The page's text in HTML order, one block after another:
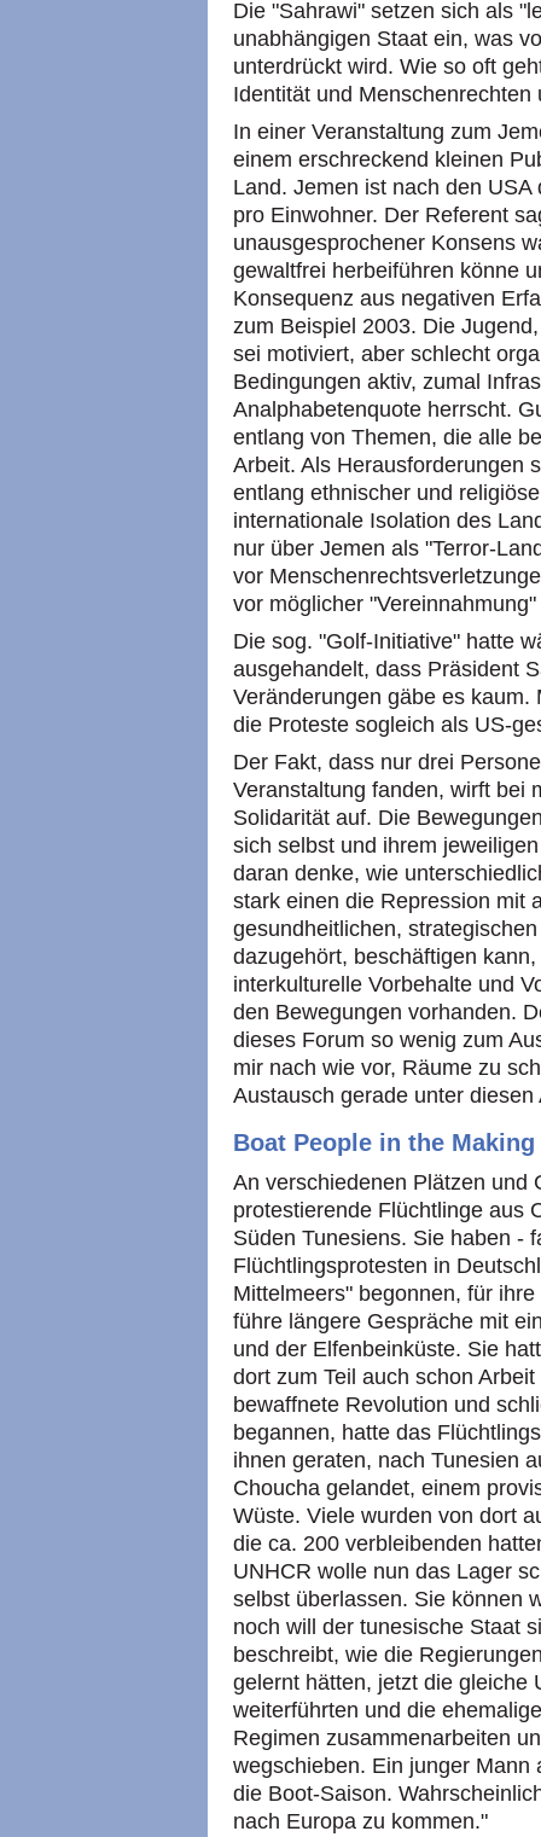
Die "Sahrawi" setzen sich als
unabhängigen Staat ein, was
unterdrückt wird. Wie so oft
Identität und Menschenrechten
In einer Veranstaltung zum
einem erschreckend kleinen
Land. Jemen ist nach den
pro Einwohner. Der Referent
unausgesprochener Konsens
gewaltfrei herbeiführen könne
Konsequenz aus negativen
zum Beispiel 2003. Die
sei motiviert, aber schlecht
Bedingungen aktiv, zumal
Analphabetenquote herrscht.
entlang von Themen, die alle
Arbeit. Als Herausforderungen
entlang ethnischer und
internationale Isolation des
nur über Jemen als "Terror-
vor
vor möglicher
Die sog. "Golf-Initiative" hatte
ausgehandelt, dass Präsident
Veränderungen gäbe es
die Proteste sogleich als US-
Der Fakt, dass nur drei
Veranstaltung fanden, wirft bei
Solidarität auf. Die
sich selbst und ihrem
daran denke, wie
stark einen die Repression mit
gesundheitlichen,
dazugehört, beschäftigen
interkulturelle Vorbehalte und
den Bewegungen vorhanden.
dieses Forum so wenig zum
mir nach wie vor, Räume zu
Austausch gerade unter
Boat People in the Making
An verschiedenen Plätzen und
protestierende Flüchtlinge aus
Süden Tunesiens. Sie haben -
Flüchtlingsprotesten in
Mittelmeers" begonnen, für
führe längere Gespräche mit
und der Elfenbeinküste. Sie
dort zum Teil auch schon
bewaffnete Revolution und
begannen, hatte das
ihnen geraten, nach Tunesien
Choucha gelandet, einem
Wüste. Viele wurden von dort
die ca. 200 verbleibenden
UNHCR wolle nun das Lager
selbst überlassen. Sie können
noch will der tunesische Staat
beschreibt, wie die
gelernt hätten, jetzt die gleiche
weiterführten und die
Regimen zusammenarbeiten
wegschieben. Ein junger Mann
die Boot-Saison.
nach Europa zu kommen."